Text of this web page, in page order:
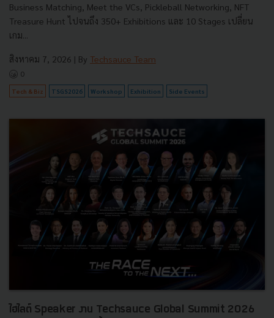
Business Matching, Meet the VCs, Pickleball Networking, NFT
Treasure Hunt ไปจนถึง 350+ Exhibitions และ 10 Stages เปลี่ยน
เกม...
สิงหาคม 7, 2026 | By Techsauce Team
0
Tech & Biz TSGS2026 Workshop Exhibition Side Events
ไฮไลต์ Speaker งาน Techsauce Global Summit 2026